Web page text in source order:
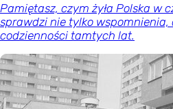
Pamiętasz, czym żyła Polska w
sprawdzi nie tylko wspomnienia,
codzienności tamtych lat.